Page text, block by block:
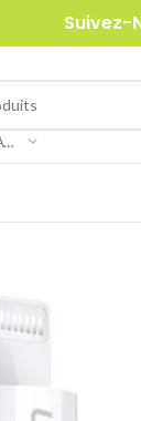
Suivez-
SÉLECTIONNER UNE CATÉGORIE